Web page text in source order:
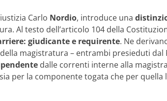
Carlo Nordio, introduce una
Al testo dell’articolo 104 della
giudicante e requirente. Ne
magistratura – entrambi presieduti dal
dalle correnti interne alla
per la componente togata che per quella